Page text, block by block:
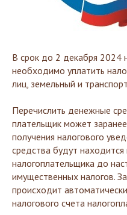
В срок до 2 декабря 2024
необходимо уплатить
лиц, земельный и
Перечислить денежные
плательщик может
получения налогового
средства будут
налогоплательщика до
имущественных налогов.
происходит
налогового счета